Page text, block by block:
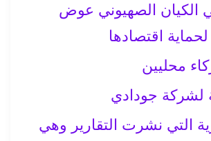
الكيان الصهيوني عوض
اقتصادها
محليين
لشركة جودادي
التي نشرت التقارير وهي